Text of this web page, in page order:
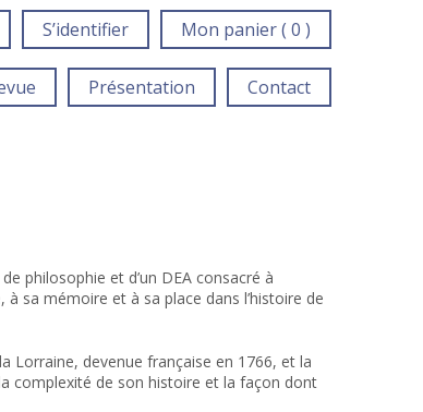
S’identifier Mon panier ( 0 )
Présentation Contact
philosophie et d’un DEA consacré à
à sa mémoire et à sa place dans l’histoire de
Lorraine, devenue française en 1766, et la
complexité de son histoire et la façon dont